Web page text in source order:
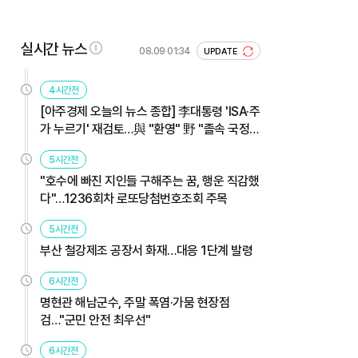
실시간 뉴스 08.09 01:34 UPDATE
4시간전
[아주경제 오늘의 뉴스 종합] 李대통령 'ISA·주
가 누르기' 재검토…與 "환영" 野 "졸속 국정"
外
5시간전
"호수에 빠진 지인들 구해주는 꿈, 행운 직감했
다"…1236회차 로또당첨번호조회 주목
5시간전
부산 철강제조 공장서 화재…대응 1단계 발령
6시간전
명현관 해남군수, 주말 폭염·가뭄 현장점
검…"군민 안전 최우선"
6시간전